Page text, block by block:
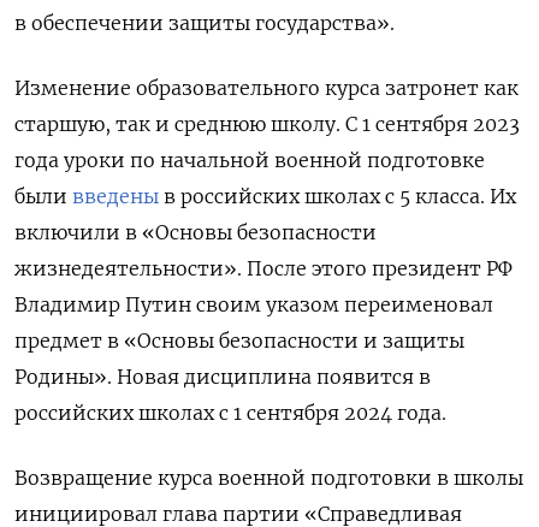
в обеспечении защиты государства».
Изменение образовательного курса затронет как
старшую, так и среднюю школу. С 1 сентября 2023
года уроки по начальной военной подготовке
были введены в российских школах с 5 класса. Их
включили в «Основы безопасности
жизнедеятельности». После этого президент РФ
Владимир Путин своим указом переименовал
предмет в «Основы безопасности и защиты
Родины». Новая дисциплина появится в
российских школах с 1 сентября 2024 года.
Возвращение курса военной подготовки в школы
инициировал глава партии «Справедливая